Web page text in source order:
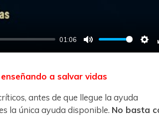
01:06
Mute
a salvar vidas
antes de que llegue la ayuda
la única ayuda disponible. No basta